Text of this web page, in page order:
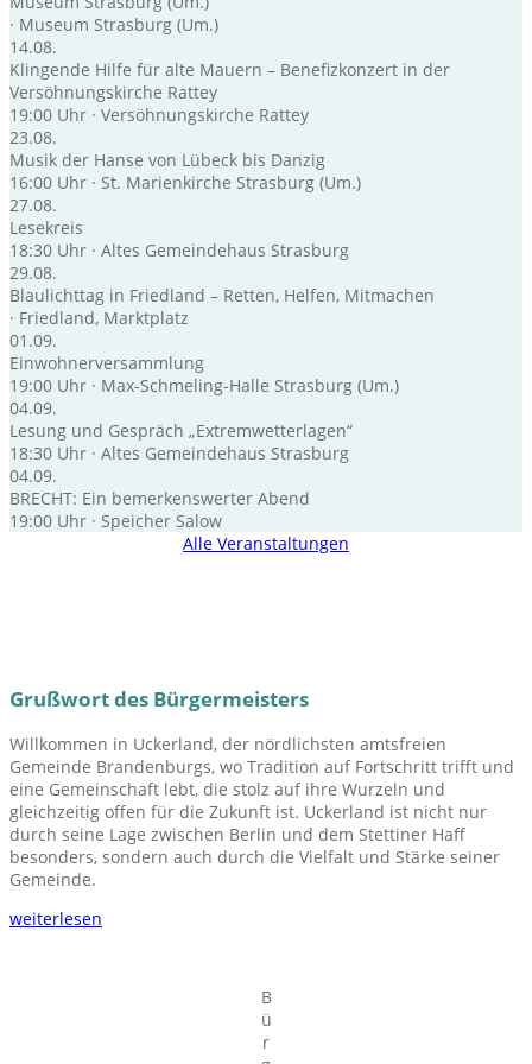
· Museum Strasburg (Um.)
14.08.
Klingende Hilfe für alte Mauern – Benefizkonzert in der
Versöhnungskirche Rattey
19:00 Uhr · Versöhnungskirche Rattey
23.08.
Musik der Hanse von Lübeck bis Danzig
16:00 Uhr · St. Marienkirche Strasburg (Um.)
27.08.
Lesekreis
18:30 Uhr · Altes Gemeindehaus Strasburg
29.08.
Blaulichttag in Friedland – Retten, Helfen, Mitmachen
· Friedland, Marktplatz
01.09.
Einwohnerversammlung
19:00 Uhr · Max-Schmeling-Halle Strasburg (Um.)
04.09.
Lesung und Gespräch „Extremwetterlagen“
18:30 Uhr · Altes Gemeindehaus Strasburg
04.09.
BRECHT: Ein bemerkenswerter Abend
19:00 Uhr · Speicher Salow
Alle Veranstaltungen
Grußwort des Bürgermeisters
Willkommen in Uckerland, der nördlichsten amtsfreien
Gemeinde Brandenburgs, wo Tradition auf Fortschritt trifft und
eine Gemeinschaft lebt, die stolz auf ihre Wurzeln und
gleichzeitig offen für die Zukunft ist. Uckerland ist nicht nur
durch seine Lage zwischen Berlin und dem Stettiner Haff
besonders, sondern auch durch die Vielfalt und Stärke seiner
Gemeinde.
weiterlesen
B
ü
r